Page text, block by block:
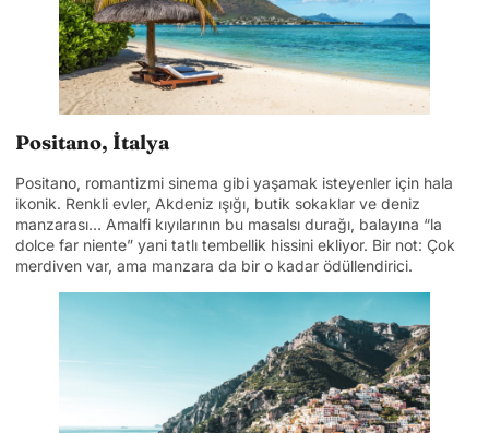
Positano, İtalya
Positano, romantizmi sinema gibi yaşamak isteyenler için hala
ikonik. Renkli evler, Akdeniz ışığı, butik sokaklar ve deniz
manzarası… Amalfi kıyılarının bu masalsı durağı, balayına “la
dolce far niente” yani tatlı tembellik hissini ekliyor. Bir not: Çok
merdiven var, ama manzara da bir o kadar ödüllendirici.